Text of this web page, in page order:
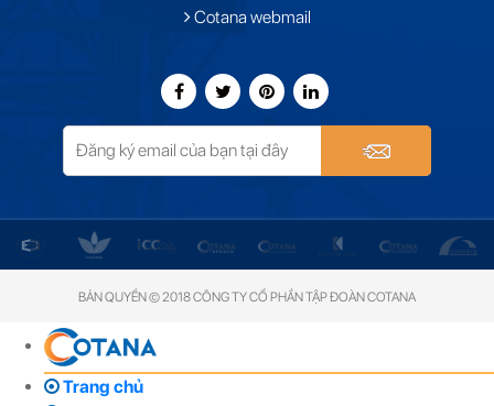
Cotana webmail
BẢN QUYỀN © 2018 CÔNG TY CỔ PHẦN TẬP ĐOÀN COTANA
Trang chủ